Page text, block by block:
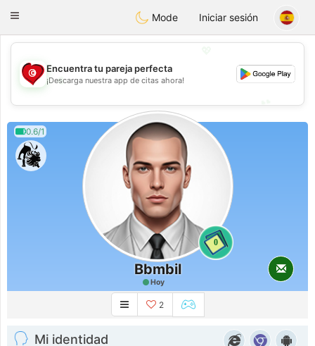
Tunisia Dating
Toggle
Mode Iniciar sesión
💖
💕
Encuentra tu pareja perfecta
¡Descarga nuestra app de citas ahora!
0.6/1
0
Bbmbil
Hoy
2
Mi identidad